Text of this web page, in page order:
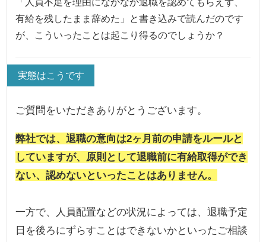
有給を残したまま辞めた」と書き込みで読んだのです
が、こういったことは起こり得るのでしょうか？
実態はこうです
ご質問をいただきありがとうございます。
弊社では、退職の意向は2ヶ月前の申請をルールと
していますが、原則として退職前に有給取得ができ
ない、認めないといったことはありません。
一方で、人員配置などの状況によっては、退職予定
日を後ろにずらすことはできないかといったご相談